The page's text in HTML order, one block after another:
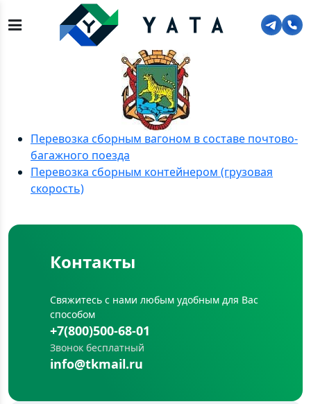
Контакты во Владивостоке
Тарифы Владивосток
Перевозка сборным вагоном в составе почтово-
багажного поезда
Перевозка сборным контейнером (грузовая
скорость)
Контакты
Свяжитесь с нами любым удобным для Вас
способом
+7(800)500-68-01
Звонок бесплатный
info@tkmail.ru